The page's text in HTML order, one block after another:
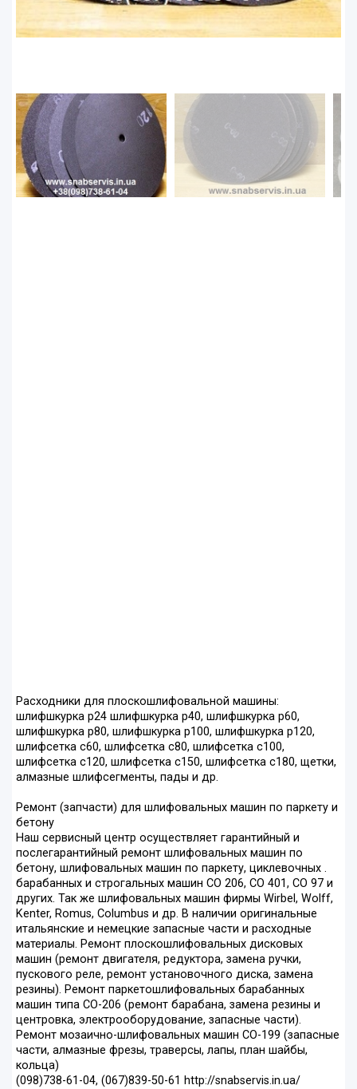
Расходники для плоскошлифовальной машины:
шлифшкурка р24 шлифшкурка р40, шлифшкурка р60,
шлифшкурка р80, шлифшкурка р100, шлифшкурка р120,
шлифсетка с60, шлифсетка с80, шлифсетка с100,
шлифсетка с120, шлифсетка с150, шлифсетка с180, щетки,
алмазные шлифсегменты, пады и др.
Ремонт (запчасти) для шлифовальных машин по паркету и
бетону
Наш сервисный центр осуществляет гарантийный и
послегарантийный ремонт шлифовальных машин по
бетону, шлифовальных машин по паркету, циклевочных .
барабанных и строгальных машин СО 206, СО 401, СО 97 и
других. Так же шлифовальных машин фирмы Wirbel, Wolff,
Kenter, Romus, Columbus и др. В наличии оригинальные
итальянские и немецкие запасные части и расходные
материалы. Ремонт плоскошлифовальных дисковых
машин (ремонт двигателя, редуктора, замена ручки,
пускового реле, ремонт установочного диска, замена
резины). Ремонт паркетошлифовальных барабанных
машин типа СО-206 (ремонт барабана, замена резины и
центровка, электрооборудование, запасные части).
Ремонт мозаично-шлифовальных машин СО-199 (запасные
части, алмазные фрезы, траверсы, лапы, план шайбы,
кольца)
(098)738-61-04, (067)839-50-61 http://snabservis.in.ua/